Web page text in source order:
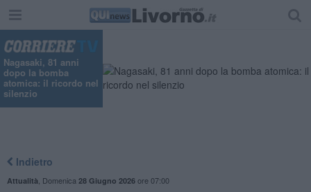
Nagasaki, 81 anni
dopo la bomba
atomica: il ricordo nel
silenzio
Indietro
Attualità Domenica 28 Giugno 2026ore 07:00